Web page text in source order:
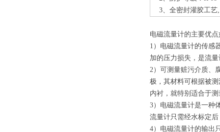
3、全密封灌胶工艺,
电磁流量计的主要优
1）电磁流量计的传感
加的压力损失，是流
2）可测量赃污介质、
极，其材料可根据被
内衬，就特别适合于
3）电磁流量计是一种
流量计只需经水标定
4）电磁流量计的输出